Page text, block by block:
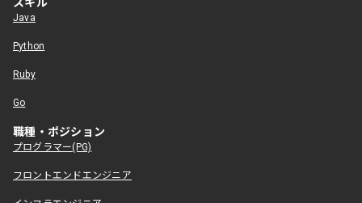
Java
Python
Ruby
Go
職種・ポジション
プログラマー(PG)
フロントエンドエンジニア